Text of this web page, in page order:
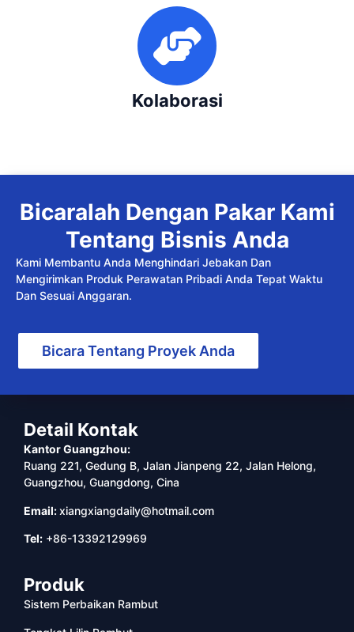
Kolaborasi
Bicaralah Dengan Pakar Kami
Tentang Bisnis Anda
Kami Membantu Anda Menghindari Jebakan Dan
Mengirimkan Produk Perawatan Pribadi Anda Tepat Waktu
Dan Sesuai Anggaran.
Bicara Tentang Proyek Anda
Detail Kontak
Kantor Guangzhou:
Ruang 221, Gedung B, Jalan Jianpeng 22, Jalan Helong,
Guangzhou, Guangdong, Cina
Email:xiangxiangdaily@hotmail.com
Tel: +86-13392129969
Produk
Sistem Perbaikan Rambut